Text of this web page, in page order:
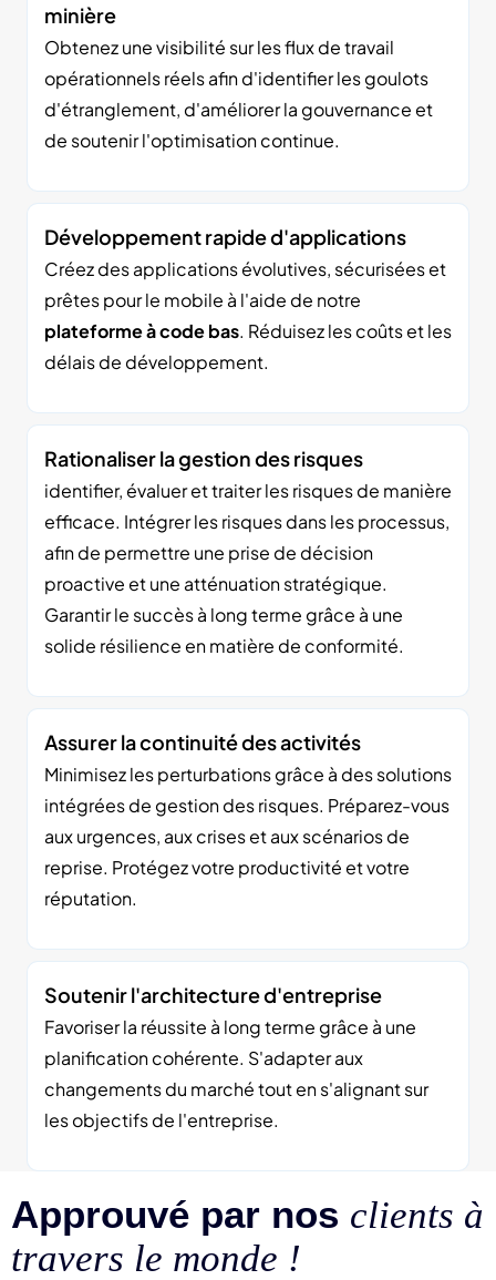
minière
Obtenez une visibilité sur les flux de travail
opérationnels réels afin d'identifier les goulots
d'étranglement, d'améliorer la gouvernance et
de soutenir l'optimisation continue.
Développement rapide d'applications
Créez des applications évolutives, sécurisées et
prêtes pour le mobile à l'aide de notre
plateforme à code bas. Réduisez les coûts et les
délais de développement.
Rationaliser la gestion des risques
identifier, évaluer et traiter les risques de manière
efficace. Intégrer les risques dans les processus,
afin de permettre une prise de décision
proactive et une atténuation stratégique.
Garantir le succès à long terme grâce à une
solide résilience en matière de conformité.
Assurer la continuité des activités
Minimisez les perturbations grâce à des solutions
intégrées de gestion des risques. Préparez-vous
aux urgences, aux crises et aux scénarios de
reprise. Protégez votre productivité et votre
réputation.
Soutenir l'architecture d'entreprise
Favoriser la réussite à long terme grâce à une
planification cohérente. S'adapter aux
changements du marché tout en s'alignant sur
les objectifs de l'entreprise.
Approuvé par nos clients à
travers le monde !